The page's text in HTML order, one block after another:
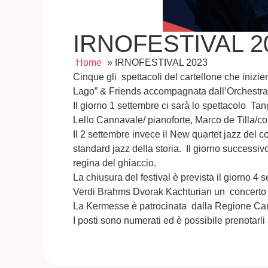
IRNOFESTIVAL
Home » IRNOFESTIVAL 2023
Cinque gli spettacoli del cartellone che
Lago” & Friends accompagnata
Il giorno 1 settembre ci sarà lo spettacolo
Lello Cannavale/ pianoforte, Marco de Tilla/
Il 2 settembre invece il New quartet jazz del
standard jazz della storia. Il giorno
regina del ghiaccio.
La chiusura del festival è prevista il giorno 4
Verdi Brahms Dvorak Kachturian un
La Kermesse è patrocinata dalla Regione
I posti sono numerati ed è possibile